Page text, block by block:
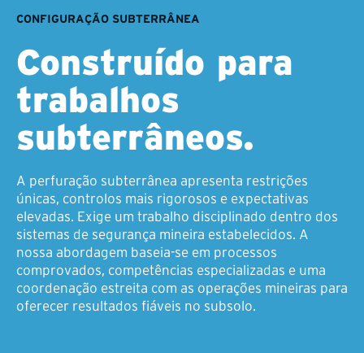
CONFIGURAÇÃO SUBTERRÂNEA
Construído para
trabalhos
subterrâneos.
A perfuração subterrânea apresenta restrições
únicas, controlos mais rigorosos e expectativas
elevadas. Exige um trabalho disciplinado dentro dos
sistemas de segurança mineira estabelecidos. A
nossa abordagem baseia-se em processos
comprovados, competências especializadas e uma
coordenação estreita com as operações mineiras para
oferecer resultados fiáveis no subsolo.